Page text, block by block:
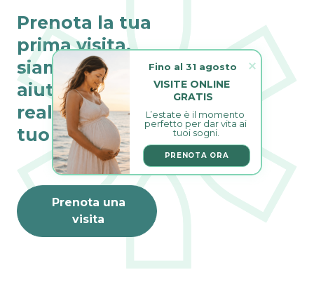
Prenota la tua
prima visita,
siamo qui per
aiutarti a
realizzare il
tuo sogno
Prenota una
visita
VISITE ONLINE
GRATIS
L’estate è il momento
perfetto per dar vita ai
tuoi sogni.
PRENOTA ORA
Fino al 31 agosto